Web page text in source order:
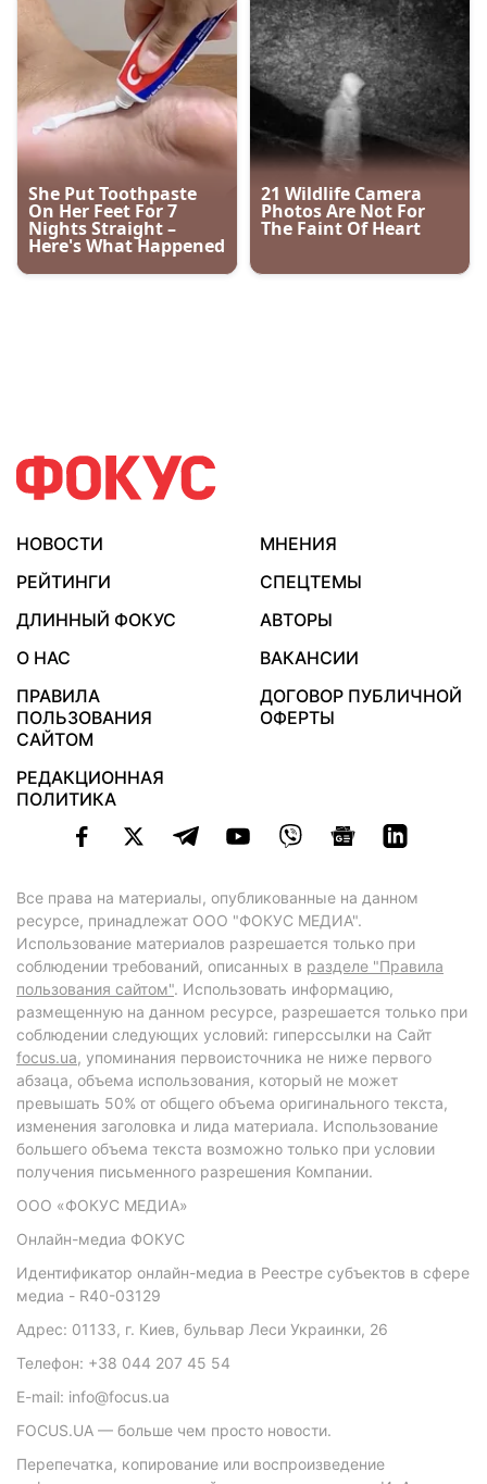
НОВОСТИ
МНЕНИЯ
РЕЙТИНГИ
СПЕЦТЕМЫ
ДЛИННЫЙ ФОКУС
АВТОРЫ
О НАС
ВАКАНСИИ
ПРАВИЛА
ПОЛЬЗОВАНИЯ
САЙТОМ
ДОГОВОР ПУБЛИЧНОЙ
ОФЕРТЫ
РЕДАКЦИОННАЯ
ПОЛИТИКА
Все права на материалы, опубликованные на данном
ресурсе, принадлежат ООО "ФОКУС МЕДИА".
Использование материалов разрешается только при
соблюдении требований, описанных в разделе "Правила
пользования сайтом". Использовать информацию,
размещенную на данном ресурсе, разрешается только при
соблюдении следующих условий: гиперссылки на Сайт
focus.ua, упоминания первоисточника не ниже первого
абзаца, объема использования, который не может
превышать 50% от общего объема оригинального текста,
изменения заголовка и лида материала. Использование
большего объема текста возможно только при условии
получения письменного разрешения Компании.
ООО «ФОКУС МЕДИА»
Онлайн-медиа ФОКУС
Идентификатор онлайн-медиа в Реестре субъектов в сфере
медиа - R40-03129
Адрес: 01133, г. Киев, бульвар Леси Украинки, 26
Телефон: +38 044 207 45 54
E-mail: info@focus.ua
FOCUS.UA — больше чем просто новости.
Перепечатка, копирование или воспроизведение